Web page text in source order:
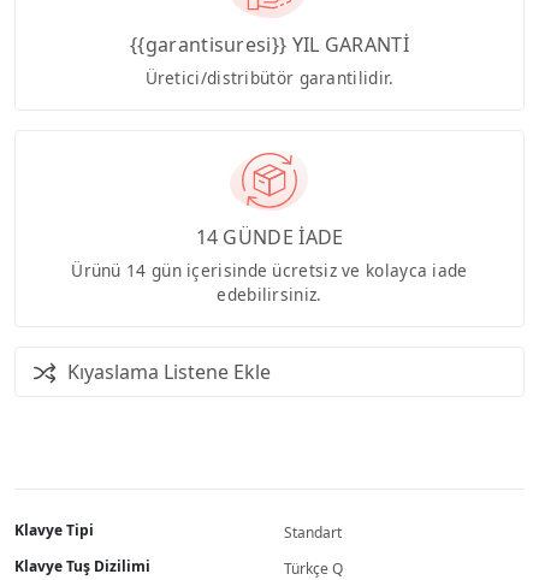
{{garantisuresi}} YIL GARANTİ
Üretici/distribütör garantilidir.
14 GÜNDE İADE
Ürünü 14 gün içerisinde ücretsiz ve kolayca iade
edebilirsiniz.
Kıyaslama Listene Ekle
Klavye Tipi
Standart
Klavye Tuş Dizilimi
Türkçe Q